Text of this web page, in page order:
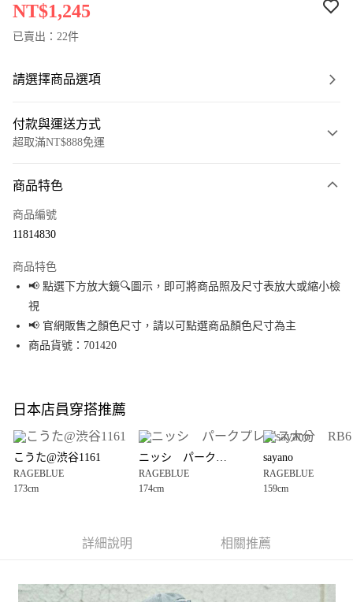
NT$1,245
已賣出：22件
請選擇商品選項
付款與運送方式
超取滿NT$888免運
信用卡一次付款
Apple Pay
街口支付
悠遊付
全盈+PAY
大哥付你分期
【大哥付你分期使用說明】
1.本服務由台灣大哥大提供，台灣大哥大用戶可立即使用無須另外申請。
2.付款方式選擇「大哥付你分期」，訂單成立後會自動跳轉到大哥付的交易
3.實際核准額度、可分期數及費用金額請依後續交易確認頁面所載為準。
4.訂單成立30分鐘內，如未前往確認交易或遇審核未通過，訂單將自動取
【繳款方式說明】
AFTEE先享後付
３．安心：先確認商品／服務後，再付款。
每筆NT$80，滿NT$888(含以上)免運費
商品特色
商品編號
11814830
商品特色
📢 點選下方放大鏡🔍圖示，即可將商品照及尺寸表放大或縮小檢
視
📢 官網販售之顏色尺寸，請以可點選商品顏色尺寸為主
商品貨號：701420
日本店員穿搭推薦
こうた@渋谷1161
RAGEBLUE
173cm
ニッシ パークプレイス大分 RB6
RAGEBLUE
174cm
sayano
RAGEBLUE
159cm
詳細說明 相關推薦